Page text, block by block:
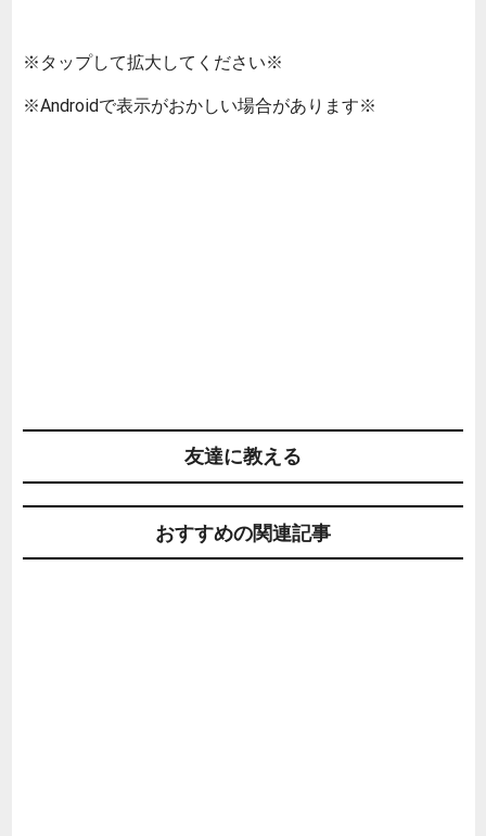
※タップして拡大してください※
※Androidで表示がおかしい場合があります※
友達に教える
おすすめの関連記事